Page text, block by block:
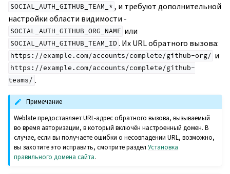
SOCIAL_AUTH_GITHUB_TEAM_* , и требуют дополнительной
настройки области видимости -
SOCIAL_AUTH_GITHUB_ORG_NAME или
SOCIAL_AUTH_GITHUB_TEAM_ID . Их URL обратного вызова:
https://example.com/accounts/complete/github-org/ и
https://example.com/accounts/complete/github-
teams/ .
Примечание
Weblate предоставляет URL-адрес обратного вызова, вызываемый
во время авторизации, в который включён настроенный домен. В
случае, если вы получаете ошибки о несовпадении URL, возможно,
вы захотите это исправить, смотрите разделУстановка
правильного домена сайта.